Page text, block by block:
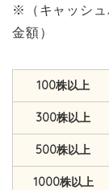
※（キャッシュ
金額）
100株以上
300株以上
500株以上
1000株以上